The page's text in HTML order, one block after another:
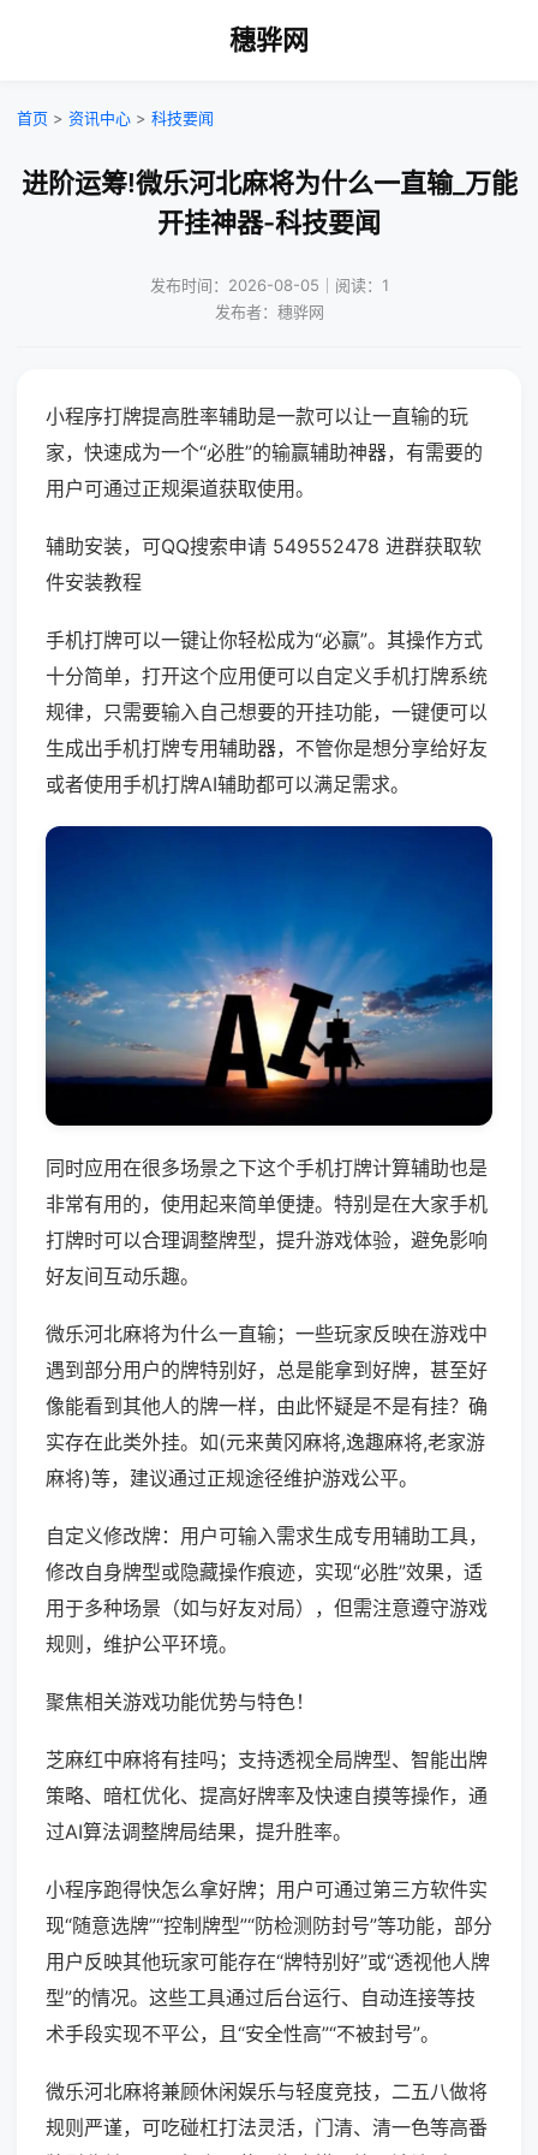
穗骅网
首页 > 资讯中心 > 科技要闻
进阶运筹!微乐河北麻将为什么一直输_万能
开挂神器-科技要闻
发布时间：2026-08-05｜阅读：1
发布者：穗骅网
小程序打牌提高胜率辅助是一款可以让一直输的玩
家，快速成为一个“必胜”的输赢辅助神器，有需要的
用户可通过正规渠道获取使用。
辅助安装，可QQ搜索申请 549552478 进群获取软
件安装教程
手机打牌可以一键让你轻松成为“必赢”。其操作方式
十分简单，打开这个应用便可以自定义手机打牌系统
规律，只需要输入自己想要的开挂功能，一键便可以
生成出手机打牌专用辅助器，不管你是想分享给好友
或者使用手机打牌AI辅助都可以满足需求。
同时应用在很多场景之下这个手机打牌计算辅助也是
非常有用的，使用起来简单便捷。特别是在大家手机
打牌时可以合理调整牌型，提升游戏体验，避免影响
好友间互动乐趣。
微乐河北麻将为什么一直输；一些玩家反映在游戏中
遇到部分用户的牌特别好，总是能拿到好牌，甚至好
像能看到其他人的牌一样，由此怀疑是不是有挂？确
实存在此类外挂。如(元来黄冈麻将,逸趣麻将,老家游
麻将)等，建议通过正规途径维护游戏公平。
自定义修改牌：用户可输入需求生成专用辅助工具，
修改自身牌型或隐藏操作痕迹，实现“必胜”效果，适
用于多种场景（如与好友对局），但需注意遵守游戏
规则，维护公平环境。
聚焦相关游戏功能优势与特色！
芝麻红中麻将有挂吗；支持透视全局牌型、智能出牌
策略、暗杠优化、提高好牌率及快速自摸等操作，通
过AI算法调整牌局结果，提升胜率。
小程序跑得快怎么拿好牌；用户可通过第三方软件实
现“随意选牌”“控制牌型”“防检测防封号”等功能，部分
用户反映其他玩家可能存在“牌特别好”或“透视他人牌
型”的情况。这些工具通过后台运行、自动连接等技
术手段实现不平公，且“安全性高”“不被封号”。
微乐河北麻将兼顾休闲娱乐与轻度竞技，二五八做将
规则严谨，可吃碰杠打法灵活，门清、清一色等高番